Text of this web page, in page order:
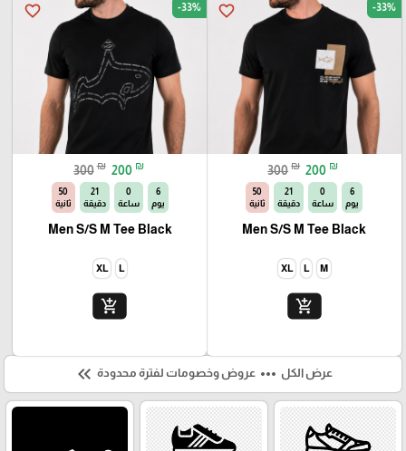
favorite_border -33%
300 ₪ 200 ₪
6
يوم
0
ساعة
21
دقيقة
49
ثانية
Men S/S M Tee Black
M
L
XL
add_shopping_cart
favorite_border -33%
300 ₪ 200 ₪
6
يوم
0
ساعة
21
دقيقة
49
ثانية
Men S/S M Tee Black
L
XL
add_shopping_cart
عرض الكل more_horiz عروض وخصومات لفترة محدودة keyboard_double_arrow_left